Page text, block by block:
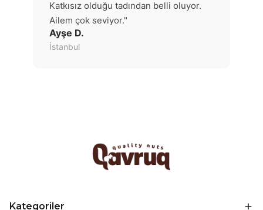
Katkısız olduğu tadından belli oluyor.
Ailem çok seviyor."
Ayşe D.
İstanbul
Kategoriler